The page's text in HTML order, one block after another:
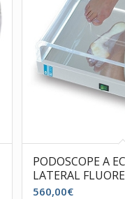
PODOSCOPE A
LATERAL
560,00€